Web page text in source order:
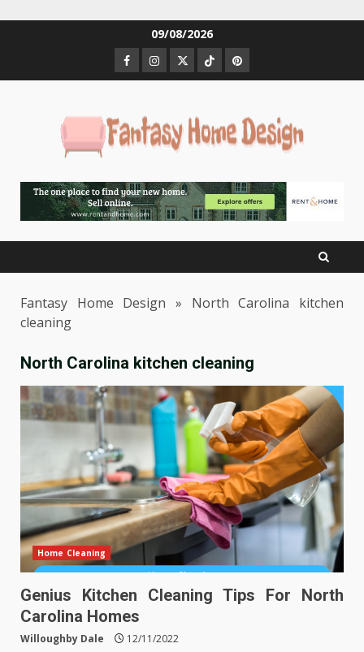
09/08/2026
Facebook
Instagram
TwitterTiktokPinterest
Fantasy Home Design » North Carolina kitchen
cleaning
North Carolina kitchen cleaning
Home Cleaning
Genius Kitchen Cleaning Tips For North
Carolina Homes
Willoughby Dale 12/11/2022